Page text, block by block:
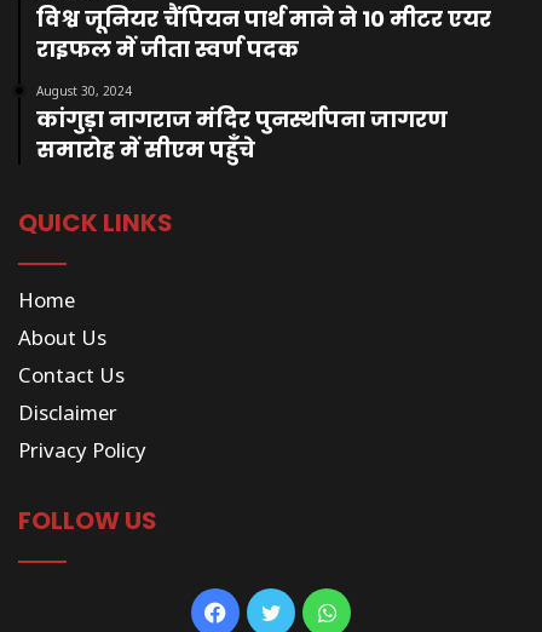
विश्व जूनियर चैंपियन पार्थ माने ने 10 मीटर एयर
राइफल में जीता स्वर्ण पदक
August 30, 2024
कांगुड़ा नागराज मंदिर पुनर्स्थापना जागरण
समारोह में सीएम पहुँचे
QUICK LINKS
Home
About Us
Contact Us
Disclaimer
Privacy Policy
FOLLOW US
Facebook
TwitterWhatsApp